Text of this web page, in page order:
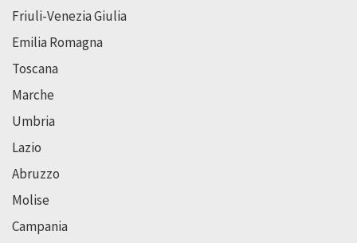
Friuli-Venezia Giulia
Emilia Romagna
Toscana
Marche
Umbria
Lazio
Abruzzo
Molise
Campania